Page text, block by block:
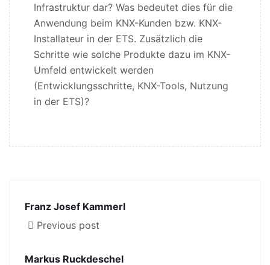
Infrastruktur dar? Was bedeutet dies für die
Anwendung beim KNX-Kunden bzw. KNX-
Installateur in der ETS. Zusätzlich die
Schritte wie solche Produkte dazu im KNX-
Umfeld entwickelt werden
(Entwicklungsschritte, KNX-Tools, Nutzung
in der ETS)?
Franz Josef Kammerl
Previous post
Markus Ruckdeschel